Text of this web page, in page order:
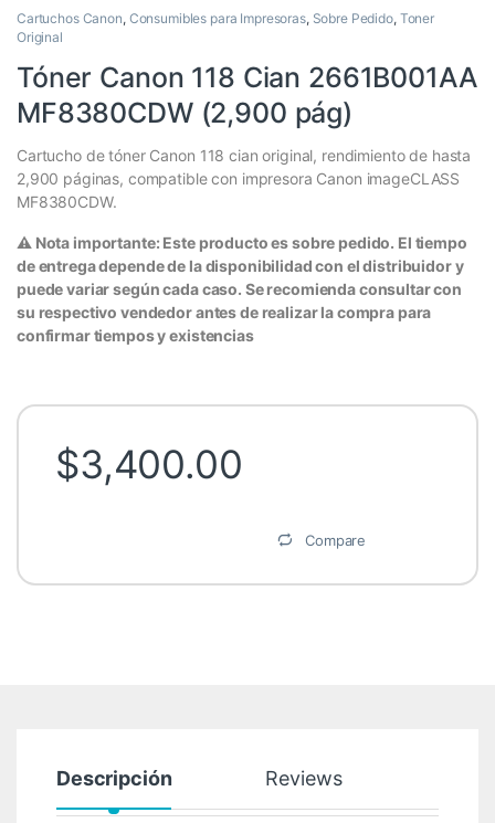
Cartuchos Canon, Consumibles para Impresoras, Sobre Pedido, Toner
Original
Tóner Canon 118 Cian 2661B001AA
MF8380CDW (2,900 pág)
Cartucho de tóner Canon 118 cian original, rendimiento de hasta
2,900 páginas, compatible con impresora Canon imageCLASS
MF8380CDW.
⚠️ Nota importante: Este producto es sobre pedido. El tiempo
de entrega depende de la disponibilidad con el distribuidor y
puede variar según cada caso. Se recomienda consultar con
su respectivo vendedor antes de realizar la compra para
confirmar tiempos y existencias
$3,400.00
Compare
Descripción Reviews